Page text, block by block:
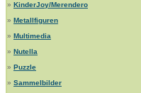
» KinderJoy/Merendero
» Metallfiguren
» Multimedia
» Nutella
» Puzzle
» Sammelbilder